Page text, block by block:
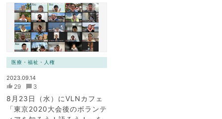
医療・福祉・人権
2023.09.14
29 3
8月23日（水）にVLNカフェ
「東京2020大会後のボランテ